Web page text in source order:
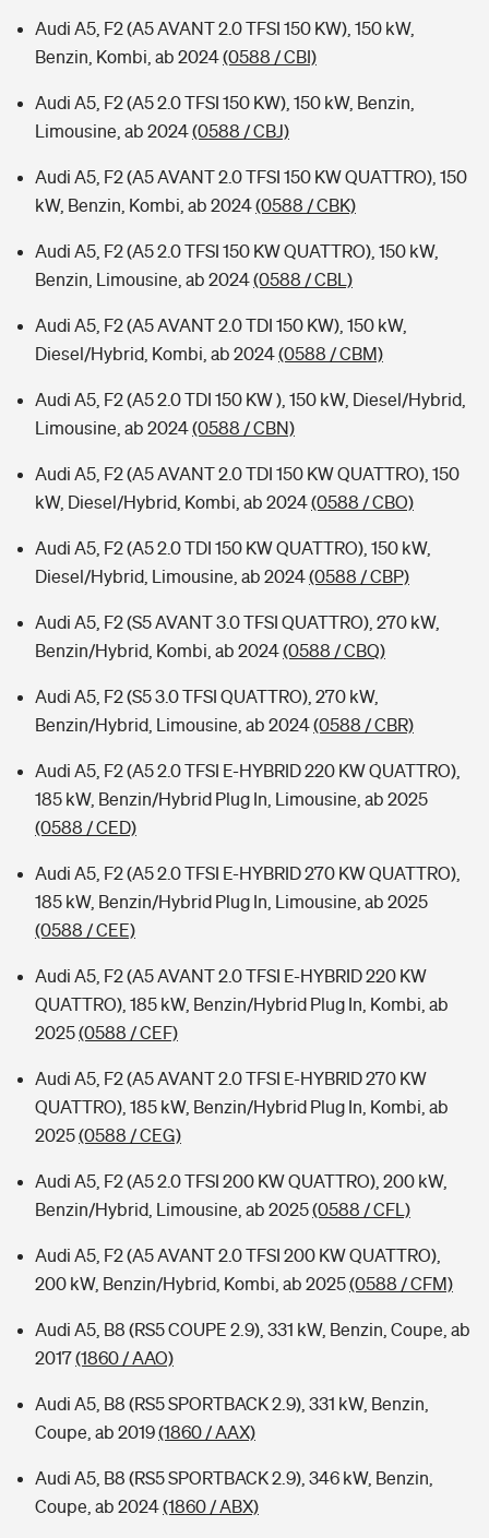
Audi A5, F2 (A5 AVANT 2.0 TFSI 150 KW), 150 kW,
Benzin, Kombi, ab 2024(0588 / CBI)
Audi A5, F2 (A5 2.0 TFSI 150 KW), 150 kW, Benzin,
Limousine, ab 2024(0588 / CBJ)
Audi A5, F2 (A5 AVANT 2.0 TFSI 150 KW QUATTRO), 150
kW, Benzin, Kombi, ab 2024(0588 / CBK)
Audi A5, F2 (A5 2.0 TFSI 150 KW QUATTRO), 150 kW,
Benzin, Limousine, ab 2024(0588 / CBL)
Audi A5, F2 (A5 AVANT 2.0 TDI 150 KW), 150 kW,
Diesel/Hybrid, Kombi, ab 2024(0588 / CBM)
Audi A5, F2 (A5 2.0 TDI 150 KW ), 150 kW, Diesel/Hybrid,
Limousine, ab 2024(0588 / CBN)
Audi A5, F2 (A5 AVANT 2.0 TDI 150 KW QUATTRO), 150
kW, Diesel/Hybrid, Kombi, ab 2024(0588 / CBO)
Audi A5, F2 (A5 2.0 TDI 150 KW QUATTRO), 150 kW,
Diesel/Hybrid, Limousine, ab 2024(0588 / CBP)
Audi A5, F2 (S5 AVANT 3.0 TFSI QUATTRO), 270 kW,
Benzin/Hybrid, Kombi, ab 2024(0588 / CBQ)
Audi A5, F2 (S5 3.0 TFSI QUATTRO), 270 kW,
Benzin/Hybrid, Limousine, ab 2024(0588 / CBR)
Audi A5, F2 (A5 2.0 TFSI E-HYBRID 220 KW QUATTRO),
185 kW, Benzin/Hybrid Plug In, Limousine, ab 2025
(0588 / CED)
Audi A5, F2 (A5 2.0 TFSI E-HYBRID 270 KW QUATTRO),
185 kW, Benzin/Hybrid Plug In, Limousine, ab 2025
(0588 / CEE)
Audi A5, F2 (A5 AVANT 2.0 TFSI E-HYBRID 220 KW
QUATTRO), 185 kW, Benzin/Hybrid Plug In, Kombi, ab
2025(0588 / CEF)
Audi A5, F2 (A5 AVANT 2.0 TFSI E-HYBRID 270 KW
QUATTRO), 185 kW, Benzin/Hybrid Plug In, Kombi, ab
2025(0588 / CEG)
Audi A5, F2 (A5 2.0 TFSI 200 KW QUATTRO), 200 kW,
Benzin/Hybrid, Limousine, ab 2025(0588 / CFL)
Audi A5, F2 (A5 AVANT 2.0 TFSI 200 KW QUATTRO),
200 kW, Benzin/Hybrid, Kombi, ab 2025(0588 / CFM)
Audi A5, B8 (RS5 COUPE 2.9), 331 kW, Benzin, Coupe, ab
2017(1860 / AAO)
Audi A5, B8 (RS5 SPORTBACK 2.9), 331 kW, Benzin,
Coupe, ab 2019(1860 / AAX)
Audi A5, B8 (RS5 SPORTBACK 2.9), 346 kW, Benzin,
Coupe, ab 2024(1860 / ABX)